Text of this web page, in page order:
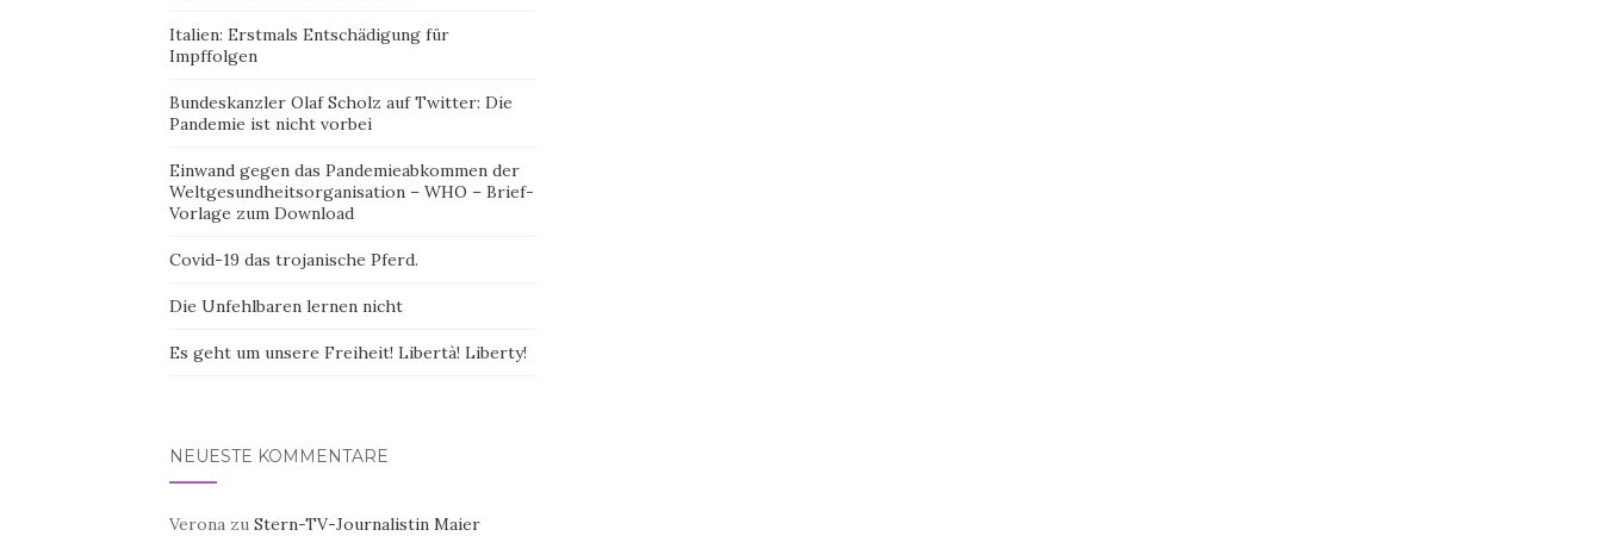
Italien: Erstmals Entschädigung für
Impffolgen
Bundeskanzler Olaf Scholz auf Twitter: Die
Pandemie ist nicht vorbei
Einwand gegen das Pandemieabkommen der
Weltgesundheitsorganisation – WHO – Brief-
Vorlage zum Download
Covid-19 das trojanische Pferd.
Die Unfehlbaren lernen nicht
Es geht um unsere Freiheit! Libertà! Liberty!
NEUESTE KOMMENTARE
Verona zu Stern-TV-Journalistin Maier